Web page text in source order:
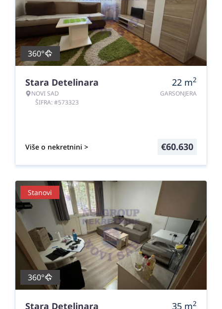
360°
Stara Detelinara
NOVI SAD
ŠIFRA: #573323
22 m2
GARSONJERA
Više o nekretnini > €60.630
Stanovi
360°
Stara Detelinara 35 m2